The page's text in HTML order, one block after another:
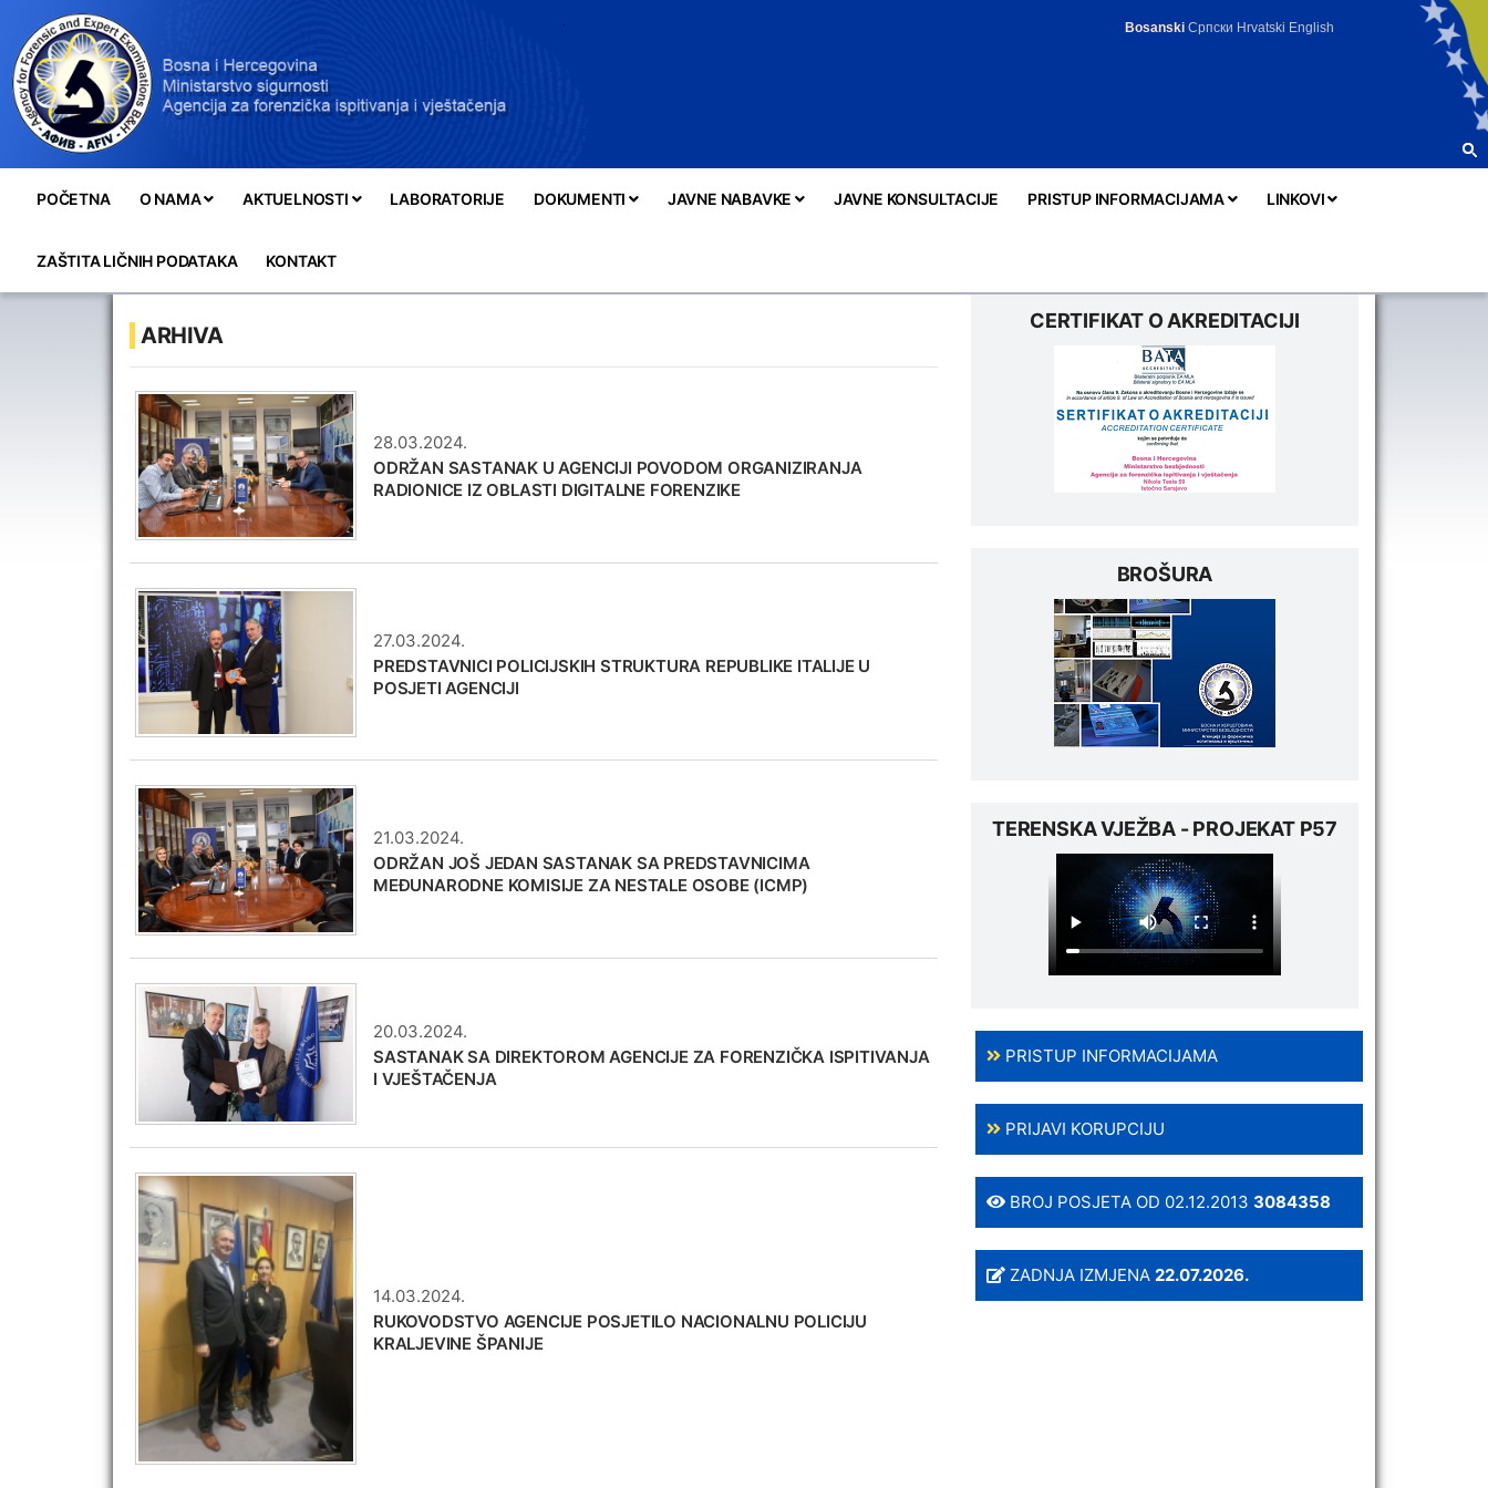
Bosanski Српски Hrvatski English
POČETNA O NAMA AKTUELNOSTI LABORATORIJE DOKUMENTI JAVNE NABAVKE JAVNE KONSULTACIJE PRISTUP INFORMACIJAMA LINKOVI
ZAŠTITA LIČNIH PODATAKA KONTAKT
ARHIVA
28.03.2024.
ODRŽAN SASTANAK U AGENCIJI POVODOM ORGANIZIRANJA
RADIONICE IZ OBLASTI DIGITALNE FORENZIKE
27.03.2024.
PREDSTAVNICI POLICIJSKIH STRUKTURA REPUBLIKE ITALIJE U
POSJETI AGENCIJI
21.03.2024.
ODRŽAN JOŠ JEDAN SASTANAK SA PREDSTAVNICIMA
MEĐUNARODNE KOMISIJE ZA NESTALE OSOBE (ICMP)
20.03.2024.
SASTANAK SA DIREKTOROM AGENCIJE ZA FORENZIČKA ISPITIVANJA
I VJEŠTAČENJA
14.03.2024.
RUKOVODSTVO AGENCIJE POSJETILO NACIONALNU POLICIJU
KRALJEVINE ŠPANIJE
CERTIFIKAT O AKREDITACIJI
BROŠURA
TERENSKA VJEŽBA - PROJEKAT P57
PRISTUP INFORMACIJAMA
PRIJAVI KORUPCIJU
BROJ POSJETA OD 02.12.2013 3084358
ZADNJA IZMJENA 22.07.2026.